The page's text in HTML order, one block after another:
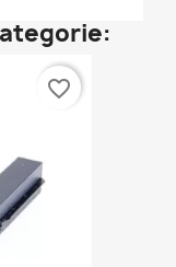
favorite_border